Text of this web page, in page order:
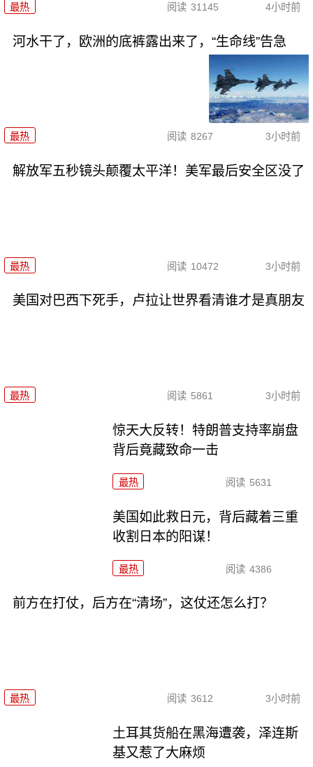
最热 阅读 31145 4小时前
河水干了，欧洲的底裤露出来了，“生命线”告急
最热 阅读 8267 3小时前
解放军五秒镜头颠覆太平洋！美军最后安全区没了
最热 阅读 10472 3小时前
美国对巴西下死手，卢拉让世界看清谁才是真朋友
最热 阅读 5861 3小时前
惊天大反转！特朗普支持率崩盘
背后竟藏致命一击
最热 阅读 5631
美国如此救日元，背后藏着三重
收割日本的阳谋！
最热 阅读 4386
前方在打仗，后方在“清场”，这仗还怎么打？
最热 阅读 3612 3小时前
土耳其货船在黑海遭袭，泽连斯
基又惹了大麻烦